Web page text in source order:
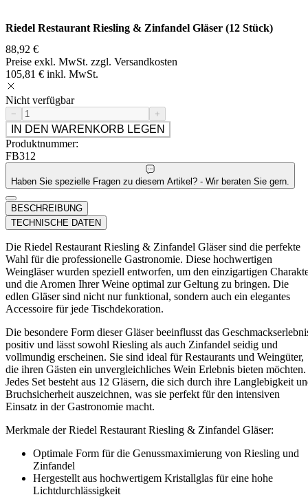
Riedel Restaurant Riesling & Zinfandel Gläser (12 Stück)
88,92 €
Preise exkl. MwSt. zzgl. Versandkosten
105,81 € inkl. MwSt.
Nicht verfügbar
− +
IN DEN WARENKORB LEGEN
Produktnummer:
FB312
Haben Sie spezielle Fragen zu diesem Artikel? - Wir beraten Sie gern.
BESCHREIBUNG
TECHNISCHE DATEN
Die Riedel Restaurant Riesling & Zinfandel Gläser sind die perfekte
Wahl für die professionelle Gastronomie. Diese hochwertigen
Weingläser wurden speziell entworfen, um den einzigartigen
und die Aromen Ihrer Weine optimal zur Geltung zu bringen. Die
edlen Gläser sind nicht nur funktional, sondern auch ein elegantes
Accessoire für jede Tischdekoration.
Die besondere Form dieser Gläser beeinflusst das
positiv und lässt sowohl Riesling als auch Zinfandel seidig und
vollmundig erscheinen. Sie sind ideal für Restaurants und Weingüter,
die ihren Gästen ein unvergleichliches Wein Erlebnis bieten möchten.
Jedes Set besteht aus 12 Gläsern, die sich durch ihre Langlebigkeit
Bruchsicherheit auszeichnen, was sie perfekt für den intensiven
Einsatz in der Gastronomie macht.
Merkmale der Riedel Restaurant Riesling & Zinfandel Gläser:
Optimale Form für die Genussmaximierung von Riesling und
Zinfandel
Hergestellt aus hochwertigem Kristallglas für eine hohe
Lichtdurchlässigkeit